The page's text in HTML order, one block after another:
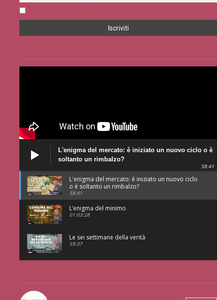
L'enigma del mercato: è iniziato un nuovo ciclo o è
soltanto un rimbalzo?
58:41
L'enigma del mercato: è iniziato un nuovo ciclo
o è soltanto un rimbalzo?
58:41
L’enigma del minimo
01:03:28
Le sei settimane della verità
59:37